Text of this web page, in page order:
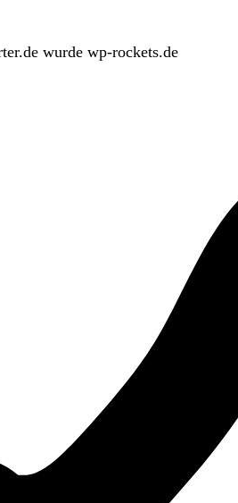
wurde wp-rockets.de